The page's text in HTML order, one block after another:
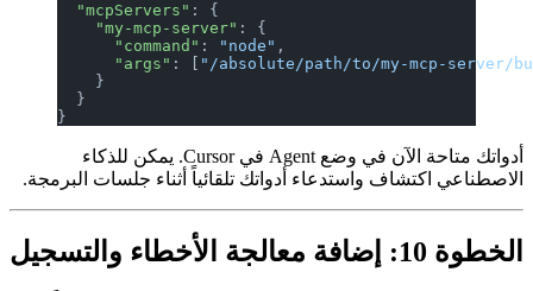
  "mcpServers"
: {
    "my-mcp-server"
: {
      "command"
: "node"
      "args"
: [ "/absolute/path/to/my-mcp-
    }
  }
أدواتك متاحة الآن في وضع Agent في Cursor. يمكن للذكاء
الاصطناعي اكتشاف واستدعاء أدواتك تلقائياً أثناء جلسات البرمجة.
الخطوة 10: إضافة معالجة الأخطاء والتسجيل